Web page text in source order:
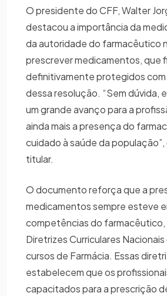
O presidente do CFF, Walter
destacou a importância da
da autoridade do farmacêutico
prescrever medicamentos, que
definitivamente protegidos com
dessa resolução. “Sem dúvida,
um grande avanço para a
ainda mais a presença do
cuidado à saúde da
titular.
O documento reforça que a
medicamentos sempre esteve
competências do farmacêutico,
Diretrizes Curriculares Nacionais
cursos de Farmácia. Essas
estabelecem que os
capacitados para a prescrição